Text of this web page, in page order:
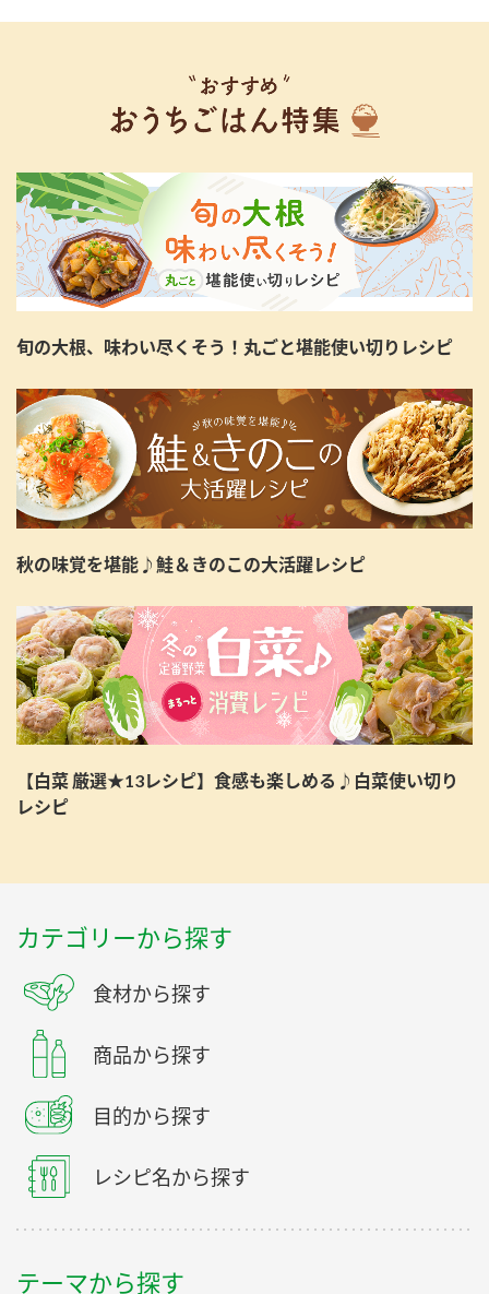
旬の大根、味わい尽くそう！丸ごと堪能使い切りレシピ
秋の味覚を堪能♪鮭＆きのこの大活躍レシピ
【白菜 厳選★13レシピ】食感も楽しめる♪白菜使い切り
レシピ
カテゴリーから探す
食材から探す
商品から探す
目的から探す
レシピ名から探す
テーマから探す